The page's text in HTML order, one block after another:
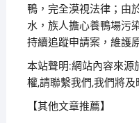
鴨，完全漠視法律；由
水，族人擔心養鴨場污
持續追蹤申請案，維護
本站聲明:網站內容來
權,請聯繫我們,我們將及
【其他文章推薦】